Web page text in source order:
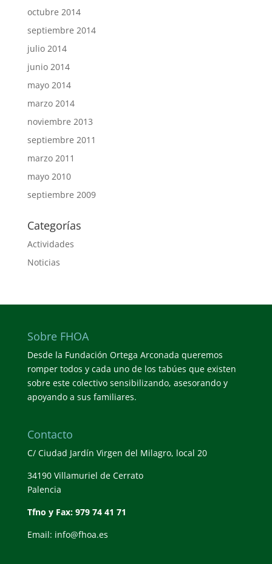
octubre 2014
septiembre 2014
julio 2014
junio 2014
mayo 2014
marzo 2014
noviembre 2013
septiembre 2011
marzo 2011
mayo 2010
septiembre 2009
Categorías
Actividades
Noticias
Sobre FHOA
Desde la Fundación Ortega Arconada queremos
romper todos y cada uno de los tabúes que existen
sobre este colectivo sensibilizando, asesorando y
apoyando a sus familiares.
Contacto
C/ Ciudad Jardín Virgen del Milagro, local 20
34190 Villamuriel de Cerrato
Palencia
Tfno y Fax: 979 74 41 71
Email: info@fhoa.es